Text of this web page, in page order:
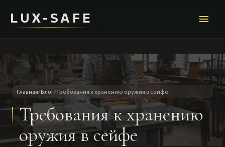
LUX-SAFE menu
Главная/Блог/Требования к хранению оружия в сейфе
Требования к хранению
оружия в сейфе